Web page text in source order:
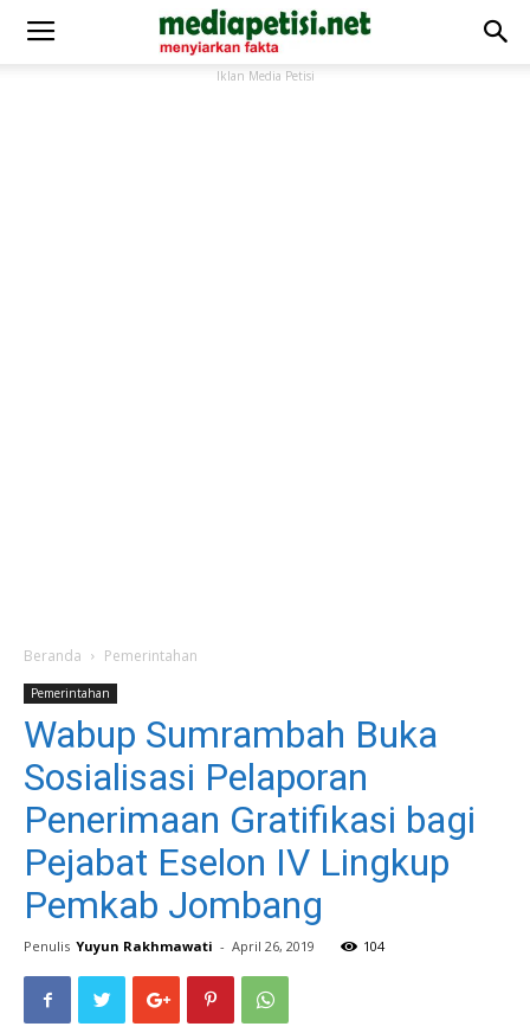
Iklan Media Petisi
Beranda Pemerintahan
Pemerintahan
Wabup Sumrambah Buka
Sosialisasi Pelaporan
Penerimaan Gratifikasi bagi
Pejabat Eselon IV Lingkup
Pemkab Jombang
Penulis Yuyun Rakhmawati - April 26, 2019 104